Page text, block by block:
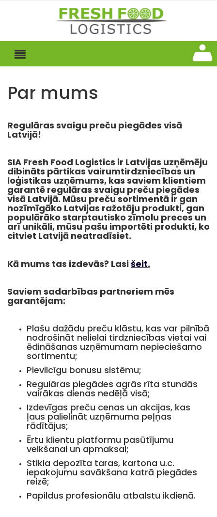
Par mums
Regulāras svaigu preču piegādes visā
Latvijā!
SIA Fresh Food Logistics ir Latvijas uzņēmēju
dibināts pārtikas vairumtirdzniecības un
loģistikas uzņēmums, kas saviem klientiem
garantē regulāras svaigu preču piegādes
visā Latvijā. Mūsu preču sortimentā ir gan
nozīmīgāko Latvijas ražotāju produkti, gan
populārāko starptautisko zīmolu preces un
arī unikāli, mūsu pašu importēti produkti, ko
citviet Latvijā neatradīsiet.
Kā mums tas izdevās? Lasišeit.
Saviem sadarbības partneriem mēs
garantējam:
Plašu dažādu preču klāstu, kas var pilnībā
nodrošināt nelielai tirdzniecības vietai vai
ēdināšanas uzņēmumam nepieciešamo
sortimentu;
Pievilcīgu bonusu sistēmu;
Regulāras piegādes agrās rīta stundās
vairākas dienas nedēļā visā;
Izdevīgas preču cenas un akcijas, kas
ļaus palielināt uzņēmuma peļņas
rādītājus;
Ērtu klientu platformu pasūtījumu
veikšanai un apmaksai;
Stikla depozīta taras, kartona u.c.
iepakojumu savākšana katrā piegādes
reizē;
Papildus profesionālu atbalstu ikdienā.